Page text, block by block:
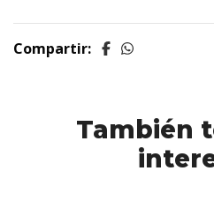
Compartir:
También